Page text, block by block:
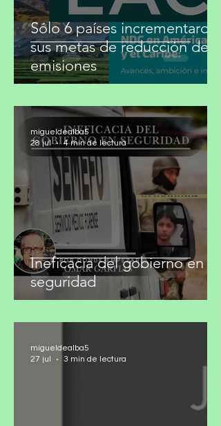
Sólo 6 países incrementaron
sus metas de reducción de
emisiones
Ineficacia del gobierno en
seguridad
migueldealba5
4 min de lectura